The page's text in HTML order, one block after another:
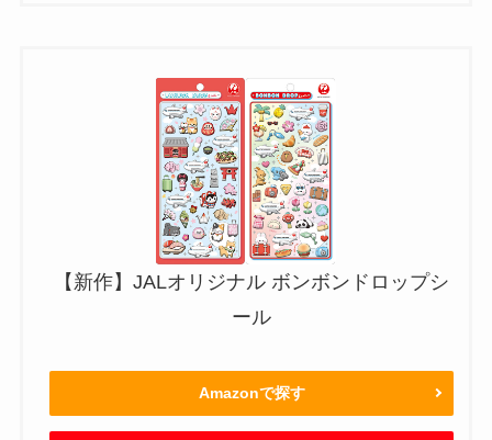
【新作】JALオリジナル ボンボンドロップシ
ール
Amazonで探す